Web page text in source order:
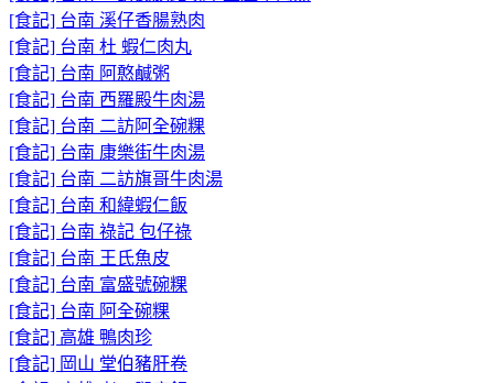
[食記] 台南 溪仔香腸熟肉
[食記] 台南 杜 蝦仁肉丸
[食記] 台南 阿憨鹹粥
[食記] 台南 西羅殿牛肉湯
[食記] 台南 二訪阿全碗粿
[食記] 台南 康樂街牛肉湯
[食記] 台南 二訪旗哥牛肉湯
[食記] 台南 和緯蝦仁飯
[食記] 台南 祿記 包仔祿
[食記] 台南 王氏魚皮
[食記] 台南 富盛號碗粿
[食記] 台南 阿全碗粿
[食記] 高雄 鴨肉珍
[食記] 岡山 堂伯豬肝卷